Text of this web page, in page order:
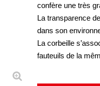
confère une très
La transparence
dans son
La corbeille
fauteuils de la